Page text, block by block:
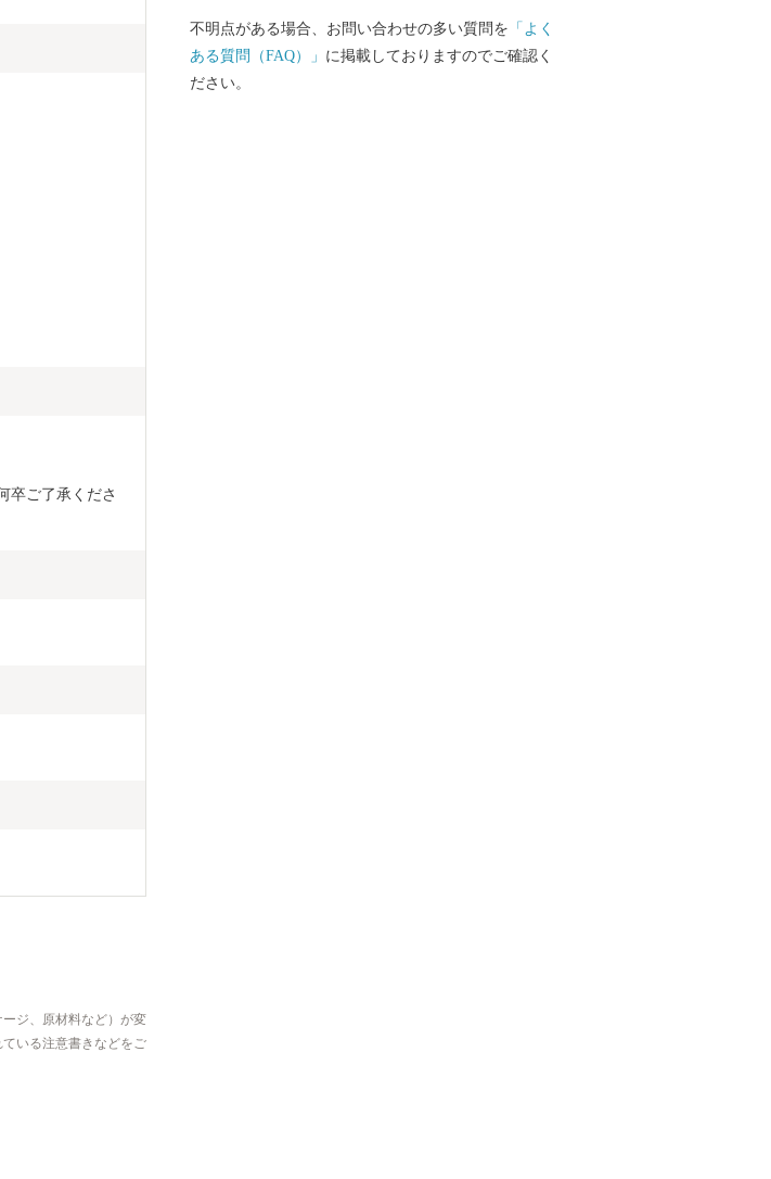
卒ご了承くださ
ジ、原材料など）が変
いる注意書きなどをご
不明点がある場合、お問い合わせの多い質問を 「よく
ある質問（FAQ）」 に掲載しておりますのでご確認く
ださい。